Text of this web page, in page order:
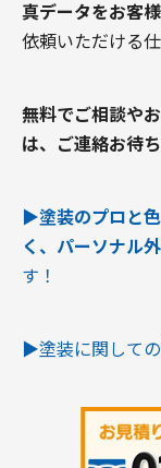
真データをお客
依頼いただける
無料でご相談や
は、ご連絡お待
▶︎塗装のプロと
く、パーソナル
す！
▶︎塗装に関して